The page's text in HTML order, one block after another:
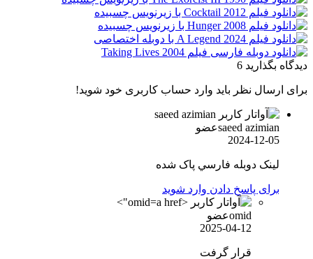
دیدگاه بگذارید 6
برای ارسال نظر باید وارد حساب کاربری خود شوید!
saeed azimianعضو
2024-12-05
لينک دوبله فارسي پاک شده
برای پاسخ دادن وارد شوید
omid">
omidعضو
2025-04-12
قرار گرفت